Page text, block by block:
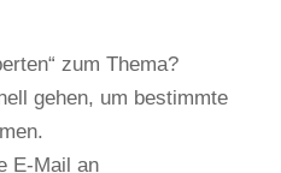
zum Thema?
gehen, um bestimmte
E-Mail an